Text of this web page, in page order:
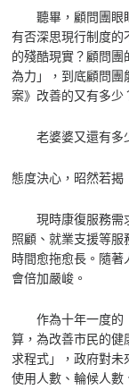
聽畢，顧問團眼眶
有否深思現行制度的
的殘酷現實？顧問
為力」，到底顧問團
案》改善的又有多少
老婆婆又還有多
態度決心，昭然若揭
現時康復服務需求
照顧、就業支援等
時間愈拖愈長。隨
會倍加嚴峻。
作為十年一度的《
算，為改善市民的健
求程式」，政府對未
使用人數、輪候人數